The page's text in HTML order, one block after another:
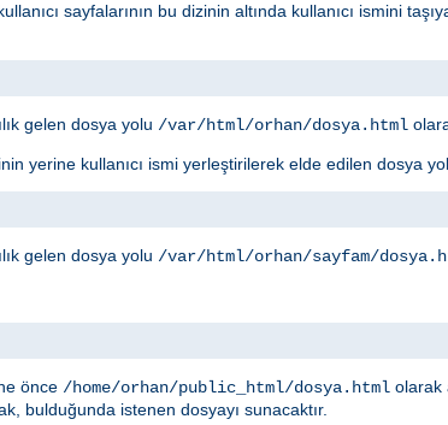
sayfalarının bu dizinin altında kullanıcı ismini
gelen dosya yolu /var/html/orhan/dosya.html
yerine kullanıcı ismi yerleştirilerek elde edilen dosya
gelen dosya yolu /var/html/orhan/sayfam/
önce /home/orhan/public_html/dosya.html olarak
bulduğunda istenen dosyayı sunacaktır.